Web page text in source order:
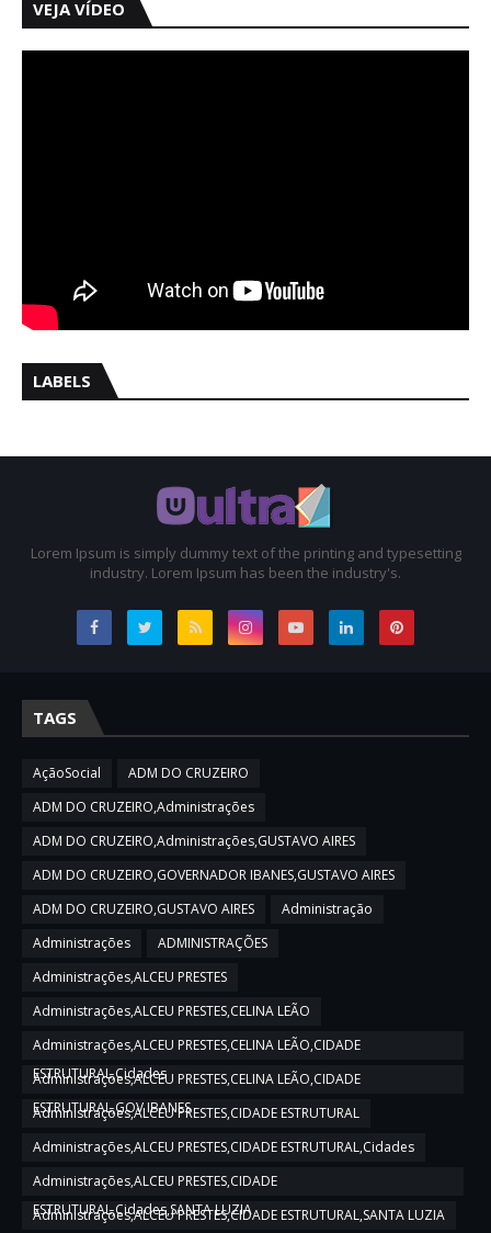
VEJA VÍDEO
LABELS
Lorem Ipsum is simply dummy text of the printing and typesetting
industry. Lorem Ipsum has been the industry's.
TAGS
AçãoSocial
ADM DO CRUZEIRO
ADM DO CRUZEIRO,Administrações
ADM DO CRUZEIRO,Administrações,GUSTAVO AIRES
ADM DO CRUZEIRO,GOVERNADOR IBANES,GUSTAVO AIRES
ADM DO CRUZEIRO,GUSTAVO AIRES
Administração
Administrações
ADMINISTRAÇÕES
Administrações,ALCEU PRESTES
Administrações,ALCEU PRESTES,CELINA LEÃO
Administrações,ALCEU PRESTES,CELINA LEÃO,CIDADE
ESTRUTURAL,Cidades
Administrações,ALCEU PRESTES,CELINA LEÃO,CIDADE
ESTRUTURAL,GOV IBANES
Administrações,ALCEU PRESTES,CIDADE ESTRUTURAL
Administrações,ALCEU PRESTES,CIDADE ESTRUTURAL,Cidades
Administrações,ALCEU PRESTES,CIDADE
ESTRUTURAL,Cidades,SANTA LUZIA
Administrações,ALCEU PRESTES,CIDADE ESTRUTURAL,SANTA LUZIA